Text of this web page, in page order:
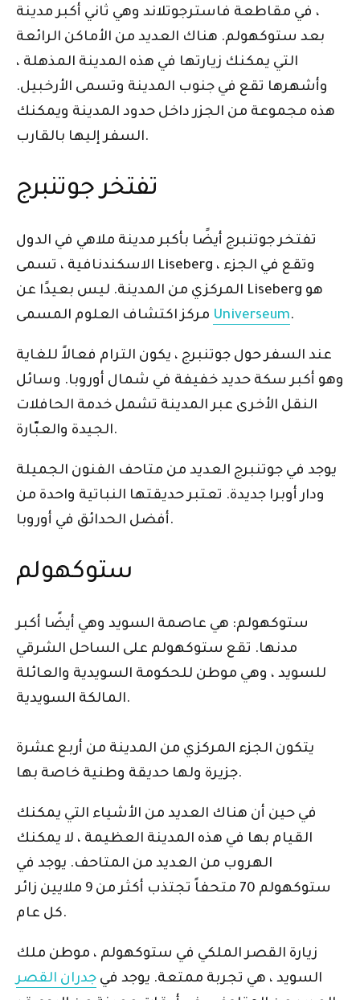
، في مقاطعة فاسترجوتلاند وهي ثاني أكبر مدينة
بعد ستوكهولم. هناك العديد من الأماكن الرائعة
التي يمكنك زيارتها في هذه المدينة المذهلة ،
وأشهرها تقع في جنوب المدينة وتسمى الأرخبيل.
هذه مجموعة من الجزر داخل حدود المدينة ويمكنك
السفر إليها بالقارب.
تفتخر جوتنبرج
تفتخر جوتنبرج أيضًا بأكبر مدينة ملاهي في الدول
الاسكندنافية ، تسمى Liseberg ، وتقع في الجزء
المركزي من المدينة. ليس بعيدًا عن Liseberg هو
Universeum.
عند السفر حول جوتنبرج ، يكون الترام فعالاً للغاية
وهو أكبر سكة حديد خفيفة في شمال أوروبا. وسائل
النقل الأخرى عبر المدينة تشمل خدمة الحافلات
الجيدة والعبّارة.
يوجد في جوتنبرج العديد من متاحف الفنون الجميلة
ودار أوبرا جديدة. تعتبر حديقتها النباتية واحدة من
أفضل الحدائق في أوروبا.
ستوكهولم
ستوكهولم: هي عاصمة السويد وهي أيضًا أكبر
مدنها. تقع ستوكهولم على الساحل الشرقي
للسويد ، وهي موطن للحكومة السويدية والعائلة
المالكة السويدية.
يتكون الجزء المركزي من المدينة من أربع عشرة
جزيرة ولها حديقة وطنية خاصة بها.
في حين أن هناك العديد من الأشياء التي يمكنك
القيام بها في هذه المدينة العظيمة ، لا يمكنك
الهروب من العديد من المتاحف. يوجد في
ستوكهولم 70 متحفاً تجتذب أكثر من 9 ملايين زائر
كل عام.
زيارة القصر الملكي في ستوكهولم ، موطن ملك
السويد ، هي تجربة ممتعة. يوجد في جدران القصر